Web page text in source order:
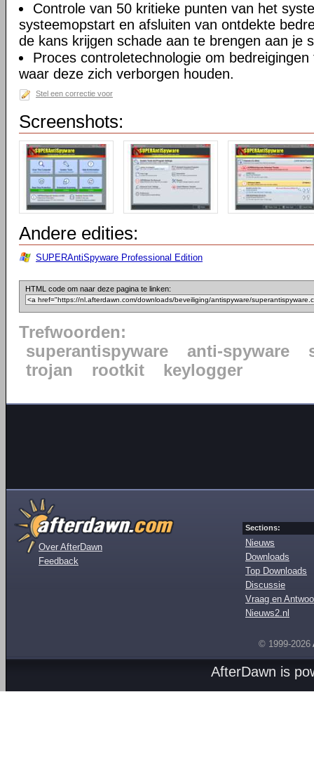
Controle van 50 kritieke punten van het
systeemopstart en afsluiten van ontdekte
de kans krijgen schade aan te brengen aan je
Proces controletechnologie om
waar deze zich verborgen houden.
Stel een correctie voor
Screenshots:
Andere edities:
SUPERAntiSpyware Professional Edition
HTML code om naar deze pagina te linken:
Trefwoorden:
superantispyware
anti-spyware
trojan
rootkit keylogger
Over AfterDawn
Feedback
Sections:
Nieuws
Downloads
Top Downloads
Discussie
Vraag en
Nieuws2.nl
© 1999-2026
AfterDawn is